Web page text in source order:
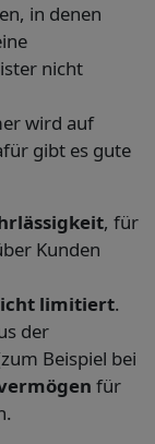
in denen
nicht
wird auf
gibt es gute
, für
Kunden
limitiert.
der
Beispiel bei
für